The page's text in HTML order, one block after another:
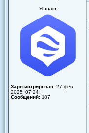
Я знаю
Зарегистрирован: 27 фев
2025, 07:24
Сообщений: 187